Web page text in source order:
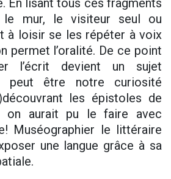
En lisant tous ces fragments
mur, le visiteur seul ou
à loisir se les répéter à voix
permet l’oralité. De ce point
l’écrit devient un sujet
peut être notre curiosité
les épistoles de
on aurait pu le faire avec
Muséographier le littéraire
une langue grâce à sa